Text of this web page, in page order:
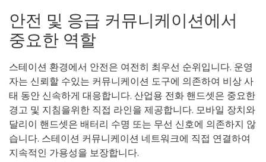
안전 및 응급 커뮤니케이션에서
중요한 역할
스테이션 환경에서 안전은 여전히 ​​최우선 순위입니다. 운영
자는 신뢰할 수있는 커뮤니케이션 도구에 의존하여 비상 사
태 동안 신속하게 대응합니다. 산업용 전화 핸드셋은 중요한
경고 및 지침을위한 직접 라인을 제공합니다. 모바일 장치와
달리이 핸드셋은 배터리 수명 또는 무선 신호에 의존하지 않
습니다. 스테이션 커뮤니케이션 네트워크에 직접 연결하여
지속적인 가용성을 보장합니다.